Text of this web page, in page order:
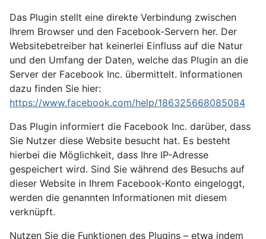
Das Plugin stellt eine direkte Verbindung zwischen
Ihrem Browser und den Facebook-Servern her. Der
Websitebetreiber hat keinerlei Einfluss auf die Natur
und den Umfang der Daten, welche das Plugin an die
Server der Facebook Inc. übermittelt. Informationen
dazu finden Sie hier:
https://www.facebook.com/help/186325668085084
Das Plugin informiert die Facebook Inc. darüber, dass
Sie Nutzer diese Website besucht hat. Es besteht
hierbei die Möglichkeit, dass Ihre IP-Adresse
gespeichert wird. Sind Sie während des Besuchs auf
dieser Website in Ihrem Facebook-Konto eingeloggt,
werden die genannten Informationen mit diesem
verknüpft.
Nutzen Sie die Funktionen des Plugins – etwa indem